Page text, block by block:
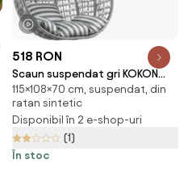
1 videoclip
518 RON
Scaun suspendat gri KOKON
fara suport, perna alb-gri
115×108×70 cm, suspendat, din
ratan sintetic
Disponibil în 2 e-shop-uri
(1)
În stoc